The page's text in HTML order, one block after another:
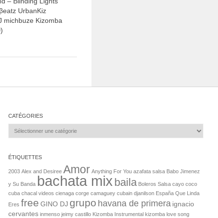
UrbanKiz
michbuze Kizomba
CATÉGORIES
Catégories
ÉTIQUETTES
2003 Alex and Desiree Amor Anything For You azafata salsa Babo Jimenez
y Su Banda bachata mix baila Boleros Salsa cayo coco
cuba chacal videos cienaga corge camaguey cubain djanilson España Que Linda
Eres free GINO DJ grupo havana de primera ignacio
cervantes inmenso jeimy castillo Kizomba Instrumental kizomba love song